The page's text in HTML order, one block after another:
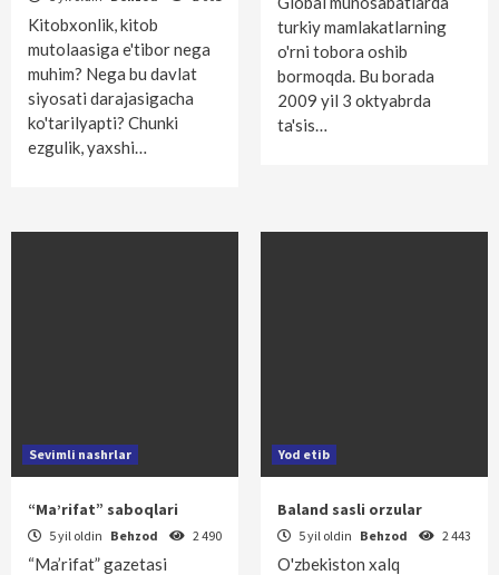
Kitobxonlik, kitob
mutolaasiga e'tibor nega
muhim? Nega bu davlat
siyosati darajasigacha
ko'tarilyapti? Chunki
ezgulik, yaxshi…
turkiy mamlakatlarning
o'rni tobora oshib
bormoqda. Bu borada
2009 yil 3 oktyabrda
ta'sis…
Sevimli nashrlar
“Ma’rifat” saboqlari
5 yil oldin Behzod 2 490
“Ma’rifat” gazetasi
Yod etib
Baland sasli orzular
5 yil oldin Behzod 2 443
O'zbekiston xalq